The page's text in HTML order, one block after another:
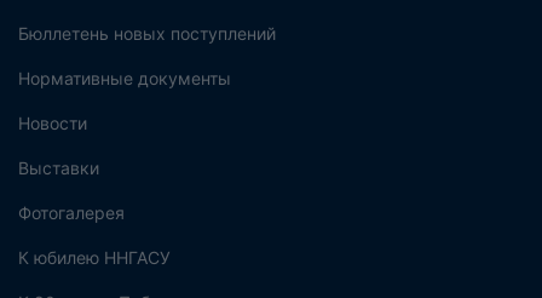
Бюллетень новых поступлений
Нормативные документы
Новости
Выставки
Фотогалерея
К юбилею ННГАСУ